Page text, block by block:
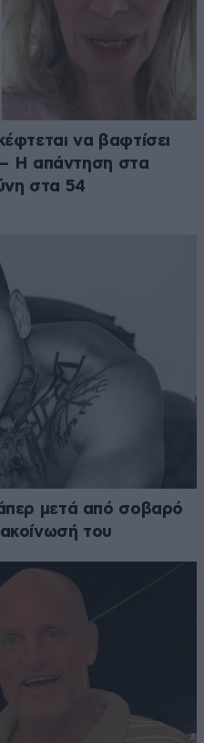
να βαφτίσει
– Η απάντηση στα
στα 54
μετά από σοβαρό
του